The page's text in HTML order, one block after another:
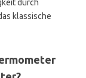
durch
klassische